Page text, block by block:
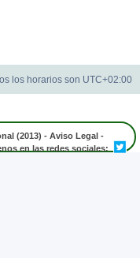
los horarios son UTC+02:00
(2013) - Aviso Legal -
en las redes sociales: